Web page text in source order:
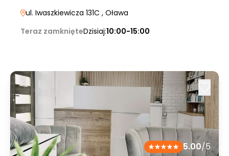
ul. Iwaszkiewicza 131C , Oława
Teraz zamknięteDzisiaj:10:00-15:00
5.00/5